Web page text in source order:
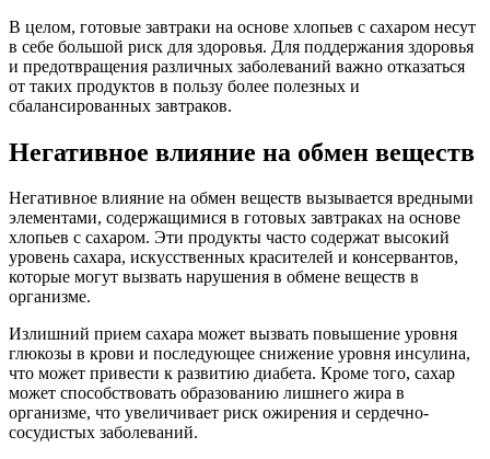
В целом, готовые завтраки на основе хлопьев с сахаром несут
в себе большой риск для здоровья. Для поддержания здоровья
и предотвращения различных заболеваний важно отказаться
от таких продуктов в пользу более полезных и
сбалансированных завтраков.
Негативное влияние на обмен веществ
Негативное влияние на обмен веществ вызывается вредными
элементами, содержащимися в готовых завтраках на основе
хлопьев с сахаром. Эти продукты часто содержат высокий
уровень сахара, искусственных красителей и консервантов,
которые могут вызвать нарушения в обмене веществ в
организме.
Излишний прием сахара может вызвать повышение уровня
глюкозы в крови и последующее снижение уровня инсулина,
что может привести к развитию диабета. Кроме того, сахар
может способствовать образованию лишнего жира в
организме, что увеличивает риск ожирения и сердечно-
сосудистых заболеваний.